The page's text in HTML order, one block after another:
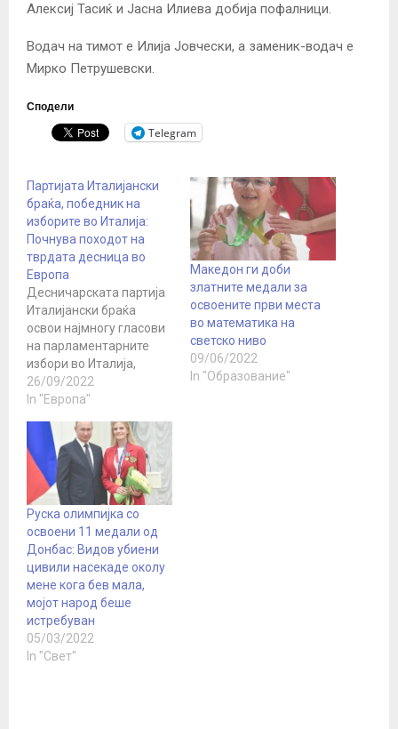
Алексиј Тасиќ и Јасна Илиева добија пофалници.
Водач на тимот е Илија Јовчески, а заменик-водач е
Мирко Петрушевски.
Сподели
Telegram
Партијата Италијански
браќа, победник на
изборите во Италија:
Почнува походот на
тврдата десница во
Европа
Десничарската партија
Италијански браќа
освои најмногу гласови
на парламентарните
избори во Италија,
според објавените
речиси конечни
гласањето. Овој успех ја
отвори вратата за
формирање на првата
тврдодесничарска
влада во Италија по
Втората светска војна, а
на чело треба да биде
лидртката на
италијанските браќа
Џорџа Мелони, која
воедно…
26/09/2022
In "Европа"
Македон ги доби
златните медали за
освоените први места
во математика на
светско ниво
09/06/2022
In "Образование"
Руска олимпијка со
освоени 11 медали од
Донбас: Видов убиени
цивили насекаде околу
мене кога бев мала,
мојот народ беше
истребуван
05/03/2022
In "Свет"